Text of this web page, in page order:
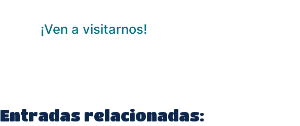
¡Ven a visitarnos!
Entradas relacionadas: